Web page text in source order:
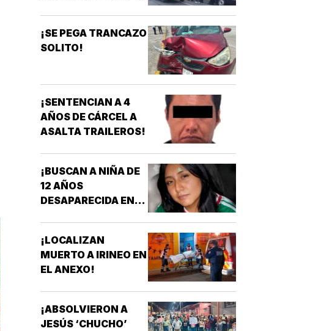
¡SE PEGA TRANCAZO
SOLITO!
¡SENTENCIAN A 4
AÑOS DE CÁRCEL A
ASALTA TRAILEROS!
¡BUSCAN A NIÑA DE
12 AÑOS
DESAPARECIDA EN
¡LOCALIZAN
MUERTO A IRINEO EN
EL ANEXO!
¡ABSOLVIERON A
JESÚS ‘CHUCHO’